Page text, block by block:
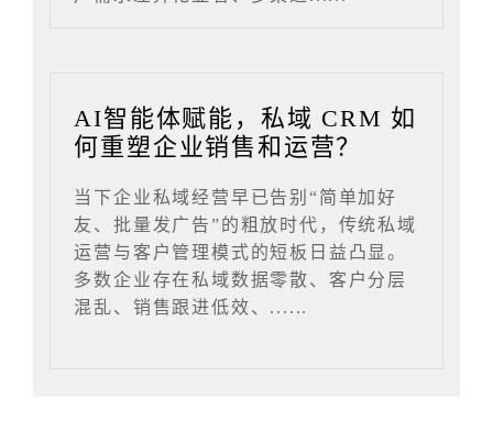
AI智能体赋能，私域 CRM 如
何重塑企业销售和运营？
当下企业私域经营早已告别“简单加好
友、批量发广告”的粗放时代，传统私域
运营与客户管理模式的短板日益凸显。
多数企业存在私域数据零散、客户分层
混乱、销售跟进低效、......